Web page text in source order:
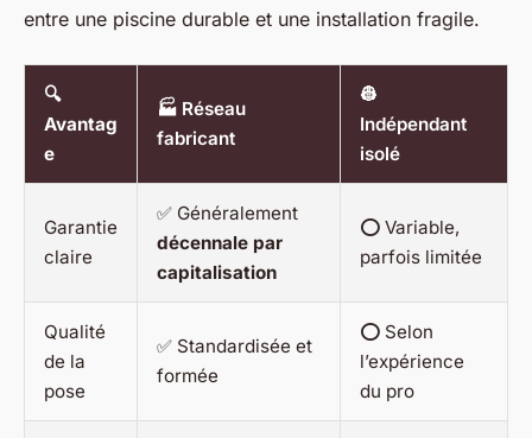
entre une piscine durable et une installation fragile.
🔍
Avantag
e
🏭 Réseau
fabricant
👷
Indépendant
isolé
Garantie
claire
✅ Généralement
décennale par
capitalisation
⭕ Variable,
parfois limitée
Qualité
de la
pose
✅ Standardisée et
formée
⭕ Selon
l’expérience
du pro